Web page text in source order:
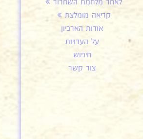
לאחר מלחמת השחרור
קריאה מומלצת
אודות הארכיון
על העדויות
חיפוש
צור קשר